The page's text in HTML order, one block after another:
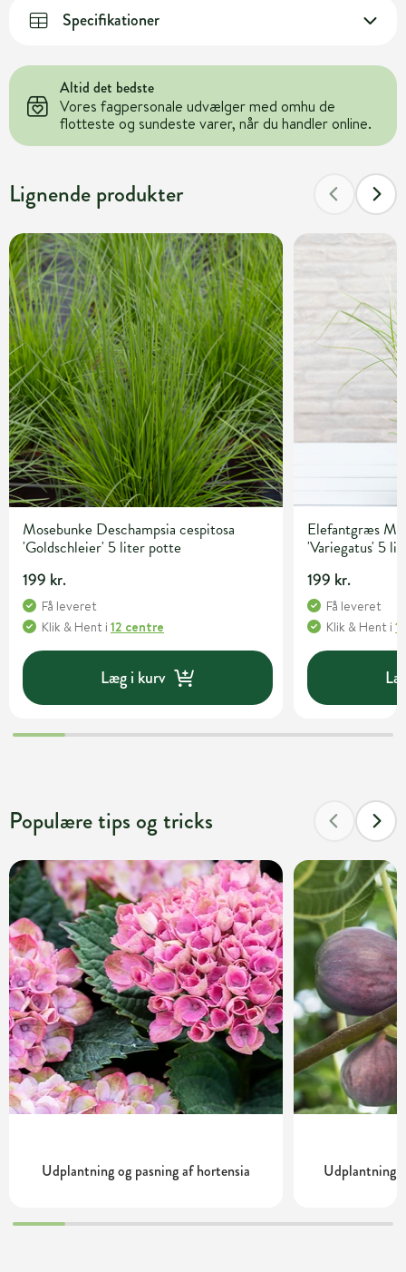
Specifikationer
Altid det bedste
Vores fagpersonale udvælger med omhu de
flotteste og sundeste varer, når du handler online.
Lignende produkter
Mosebunke Deschampsia cespitosa
'Goldschleier' 5 liter potte
199 kr.
Få leveret
Klik & Hent i 12 centre
Læg i kurv
Elefantgræs
'Variegatus' 5
199 kr.
Få leveret
Klik & Hent i
Populære tips og tricks
Udplantning og pasning af hortensia Udplantning